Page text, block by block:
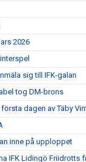
2026
sig till IFK-galan
tog DM-brons
dagen av Täby
inne på upploppet
IFK Lidingö Friidrotts